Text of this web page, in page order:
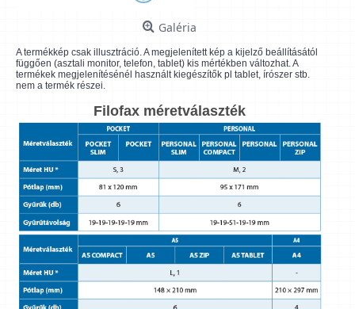
Galéria
A termékkép csak illusztráció. A megjelenített kép a kijelző beállításától
függően (asztali monitor, telefon, tablet) kis mértékben változhat. A
termékek megjelenítésénél használt kiegészítők pl tablet, írószer stb.
nem a termék részei.
Filofax méretválaszték